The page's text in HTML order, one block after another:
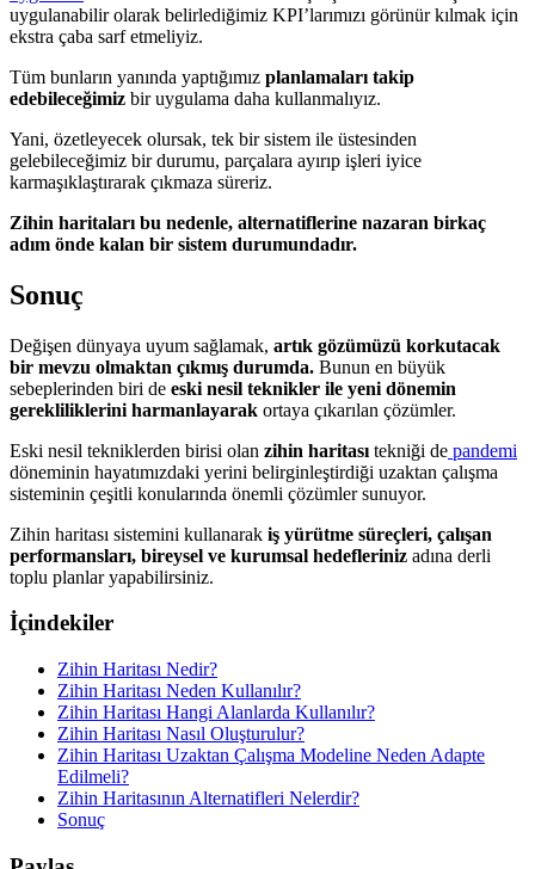
uygulanabilir olarak belirlediğimiz KPI’larımızı görünür kılmak için
ekstra çaba sarf etmeliyiz.
Tüm bunların yanında yaptığımız planlamaları takip
edebileceğimiz bir uygulama daha kullanmalıyız.
Yani, özetleyecek olursak, tek bir sistem ile üstesinden
gelebileceğimiz bir durumu, parçalara ayırıp işleri iyice
karmaşıklaştırarak çıkmaza süreriz.
Zihin haritaları bu nedenle, alternatiflerine nazaran birkaç
adım önde kalan bir sistem durumundadır.
Sonuç
Değişen dünyaya uyum sağlamak, artık gözümüzü korkutacak
bir mevzu olmaktan çıkmış durumda. Bunun en büyük
sebeplerinden biri de eski nesil teknikler ile yeni dönemin
gerekliliklerini harmanlayarak ortaya çıkarılan çözümler.
Eski nesil tekniklerden birisi olan zihin haritası tekniği de pandemi
döneminin hayatımızdaki yerini belirginleştirdiği uzaktan çalışma
sisteminin çeşitli konularında önemli çözümler sunuyor.
Zihin haritası sistemini kullanarak iş yürütme süreçleri, çalışan
performansları, bireysel ve kurumsal hedefleriniz adına derli
toplu planlar yapabilirsiniz.
İçindekiler
Zihin Haritası Nedir?
Zihin Haritası Neden Kullanılır?
Zihin Haritası Hangi Alanlarda Kullanılır?
Zihin Haritası Nasıl Oluşturulur?
Zihin Haritası Uzaktan Çalışma Modeline Neden Adapte
Edilmeli?
Zihin Haritasının Alternatifleri Nelerdir?
Sonuç